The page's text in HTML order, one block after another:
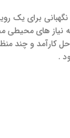
به نیاز های
حل کارآمد و چند
.